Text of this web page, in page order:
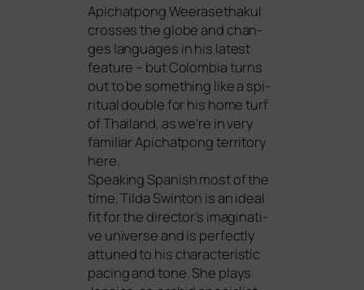
Apichatpong Weerasethakul
cros­ses the glo­be and chan­
ges lan­guages in his latest
fea­ture – but Colombia turns
out to be some­thing like a spi­
ri­tu­al dou­ble for his home turf
of Thailand, as we’re in very
fami­li­ar Apichatpong ter­ri­to­ry
here.
Speaking Spanish most of the
time, Tilda Swinton is an ide­al
fit for the director’s ima­gi­na­ti­
ve uni­ver­se and is per­fect­ly
attu­n­ed to his cha­rac­te­ristic
pacing and tone. She plays